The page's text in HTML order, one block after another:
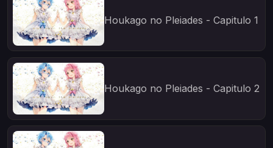
Houkago no Pleiades - Capitulo 1
Houkago no Pleiades - Capitulo 2